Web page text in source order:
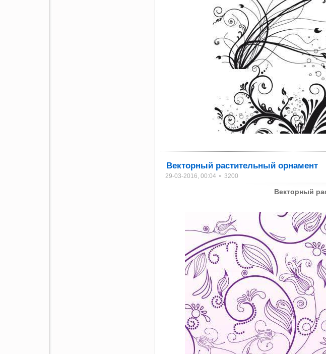
Векторный растительный орнамент
29-03-2016, 00:04 ⚬ 3200
Векторный